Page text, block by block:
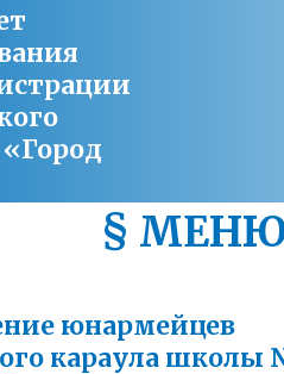
§
юнармейцев
караула школы